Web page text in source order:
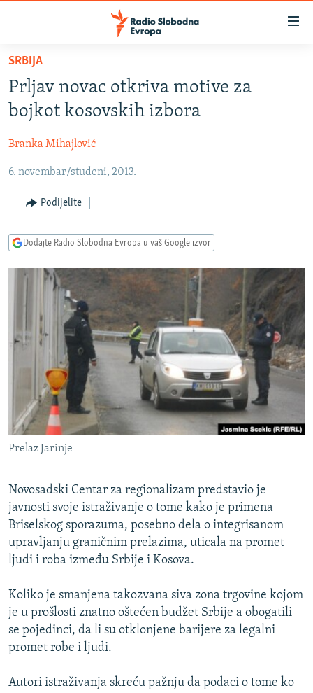
Pređite
glavni
sadržaj
Pređite
na
navigaciju
Pređite
pretragu
VIJESTI
BOSNA I HERCEGOVINA
SRBIJA
KOSOVO
CRNA GORA
VIZUELNO
FOTOGALERIJE
INFOGRAFIKE
PODCASTI
RAT U UKRAJINI
KINA NA BALKANU
RSE PRIČE IZ SVIJETA
ISPRIČAJ MI
DNEVNO@RSE
SPECIJALI RSE
VIŠE OD NASLOVA
GENOCID U SREBRENICI
POPLAVE I KLIZIŠTA U BIH 2024.
POST SCRIPTUM
MOJA EVROPA
TRI DECENIJE OD RATA U BIH
NASTANAK I RASPAD JUGOSLAVIJE
PRATITE NAS
Sve RFE/RL stranice
SRBIJA
Prljav novac otkriva motive za
bojkot kosovskih izbora
Branka Mihajlović
6. novembar/studeni, 2013.
Podijelite
Dodajte Radio Slobodna Evropa u vaš Google izvor
Prelaz Jarinje
Novosadski Centar za regionalizam predstavio je
javnosti svoje istraživanje o tome kako je primena
Briselskog sporazuma, posebno dela o integrisanom
upravljanju graničnim prelazima, uticala na promet
ljudi i roba između Srbije i Kosova.
Koliko je smanjena takozvana siva zona trgovine kojom
je u prošlosti znatno oštećen budžet Srbije a obogatili
se pojedinci, da li su otklonjene barijere za legalni
promet robe i ljudi.
Autori istraživanja skreću pažnju da podaci o tome ko